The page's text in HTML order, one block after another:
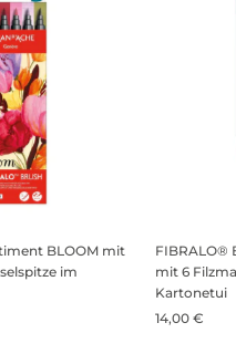
BLOOM mit
im
FIBRALO®
mit 6
Kartonetui
14,00 €